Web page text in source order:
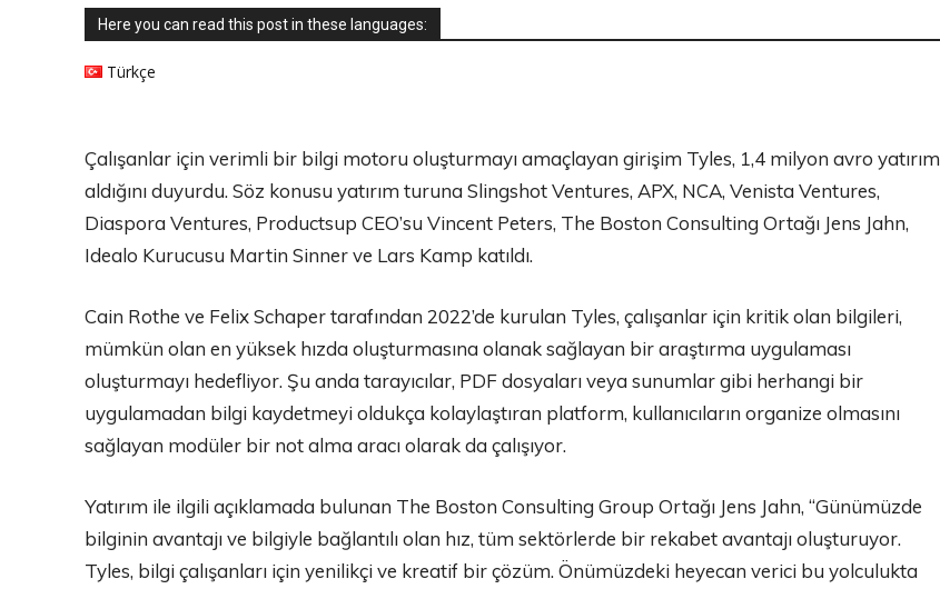
Here you can read this post in these languages:
Türkçe
Çalışanlar için verimli bir bilgi motoru oluşturmayı amaçlayan girişim Tyles, 1,4 milyon avro yatırım
aldığını duyurdu. Söz konusu yatırım turuna Slingshot Ventures, APX, NCA, Venista Ventures,
Diaspora Ventures, Productsup CEO’su Vincent Peters, The Boston Consulting Ortağı Jens Jahn,
Idealo Kurucusu Martin Sinner ve Lars Kamp katıldı.
Cain Rothe ve Felix Schaper tarafından 2022’de kurulan Tyles, çalışanlar için kritik olan bilgileri,
mümkün olan en yüksek hızda oluşturmasına olanak sağlayan bir araştırma uygulaması
oluşturmayı hedefliyor. Şu anda tarayıcılar, PDF dosyaları veya sunumlar gibi herhangi bir
uygulamadan bilgi kaydetmeyi oldukça kolaylaştıran platform, kullanıcıların organize olmasını
sağlayan modüler bir not alma aracı olarak da çalışıyor.
Yatırım ile ilgili açıklamada bulunan The Boston Consulting Group Ortağı Jens Jahn, “Günümüzde
bilginin avantajı ve bilgiyle bağlantılı olan hız, tüm sektörlerde bir rekabet avantajı oluşturuyor.
Tyles, bilgi çalışanları için yenilikçi ve kreatif bir çözüm. Önümüzdeki heyecan verici bu yolculukta